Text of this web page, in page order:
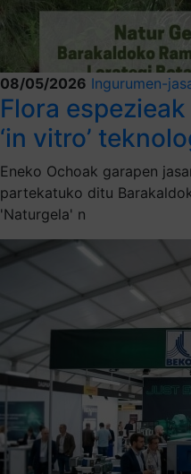
08/05/2026 Ingurumen-
Flora
‘in vitro’
Eneko Ochoak garapen
partekatuko ditu
'Naturgela' n